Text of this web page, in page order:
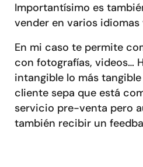
Importantísimo es
vender en varios idiomas
En mi caso te permite
con fotografías, videos…
intangible lo más
cliente sepa que está
servicio pre-venta pero
también recibir un